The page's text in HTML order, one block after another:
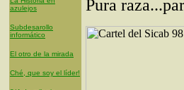
azulejos
Subdesarollo
informático
El otro de la mirada
Ché, que soy el líder!
Pura